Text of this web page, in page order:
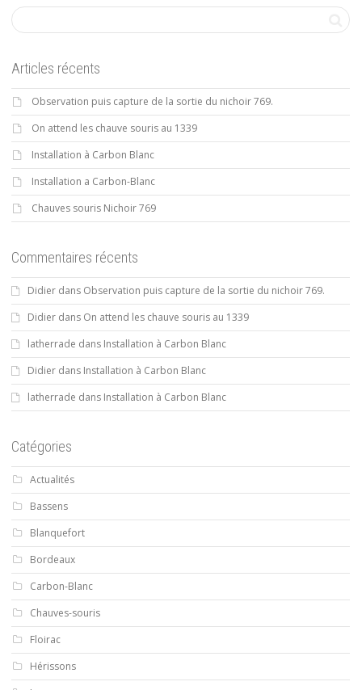
Articles récents
Observation puis capture de la sortie du nichoir 769.
On attend les chauve souris au 1339
Installation à Carbon Blanc
Installation a Carbon-Blanc
Chauves souris Nichoir 769
Commentaires récents
Didier dans Observation puis capture de la sortie du nichoir 769.
Didier dans On attend les chauve souris au 1339
latherrade dans Installation à Carbon Blanc
Didier dans Installation à Carbon Blanc
latherrade dans Installation à Carbon Blanc
Catégories
Actualités
Bassens
Blanquefort
Bordeaux
Carbon-Blanc
Chauves-souris
Floirac
Hérissons